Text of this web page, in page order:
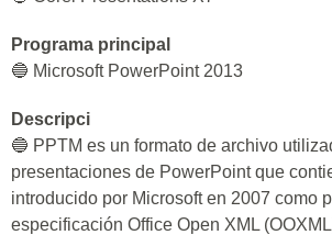
Programa principal
🔵 Microsoft PowerPoint 2013
Descripci
🔵 PPTM es un formato de archivo
presentaciones de PowerPoint que
introducido por Microsoft en 2007 como
especificación Office Open XML